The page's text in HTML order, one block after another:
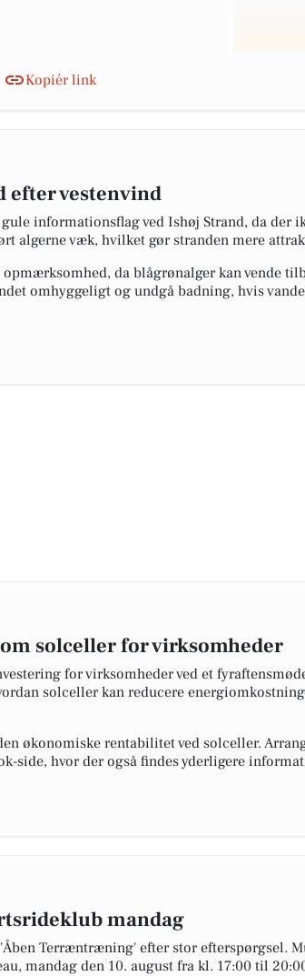
Kopiér link
efter vestenvind
informationsflag ved Ishøj Strand, da der
algerne væk, hvilket gør stranden mere
da blågrønalger kan vende
omhyggeligt og undgå badning, hvis
solceller for virksomheder
for virksomheder ved et
solceller kan reducere
økonomiske rentabilitet ved solceller.
side, hvor der også findes yderligere
mandag
Terræntræning' efter stor efterspørgsel.
mandag den 10. august fra kl. 17:00 til